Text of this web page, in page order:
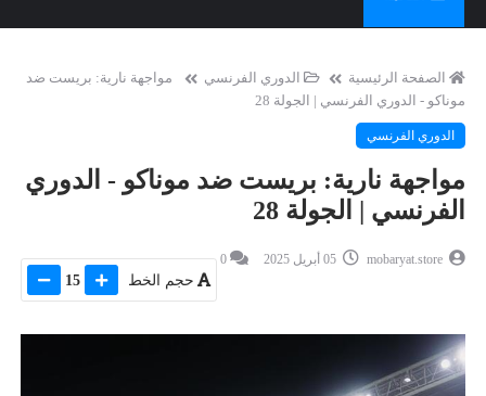
الصفحة الرئيسية الدوري الفرنسي
مواجهة نارية: بريست ضد
موناكو - الدوري الفرنسي | الجولة 28
الدوري الفرنسي
مواجهة نارية: بريست ضد موناكو - الدوري
الفرنسي | الجولة 28
mobaryat.store
0
حجم الخط 15